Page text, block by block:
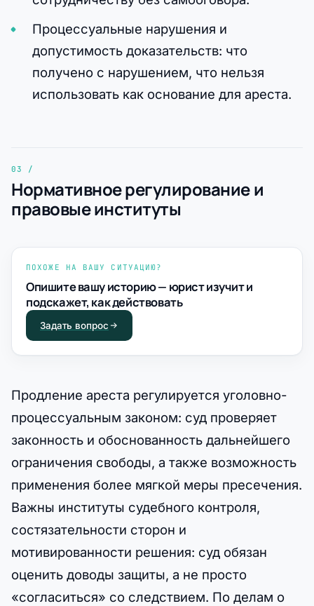
Процессуальные нарушения и
допустимость доказательств: что
получено с нарушением, что нельзя
использовать как основание для ареста.
Нормативное регулирование и
правовые институты
ПОХОЖЕ НА ВАШУ СИТУАЦИЮ?
Опишите вашу историю — юрист изучит и
подскажет, как действовать
Задать вопрос
Продление ареста регулируется уголовно-
процессуальным законом: суд проверяет
законность и обоснованность дальнейшего
ограничения свободы, а также возможность
применения более мягкой меры пресечения.
Важны институты судебного контроля,
состязательности сторон и
мотивированности решения: суд обязан
оценить доводы защиты, а не просто
«согласиться» со следствием. По делам о